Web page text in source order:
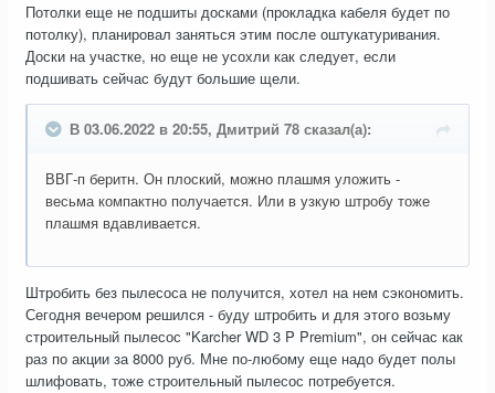
Потолки еще не подшиты досками (прокладка кабеля будет по
потолку), планировал заняться этим после оштукатуривания.
Доски на участке, но еще не усохли как следует, если
подшивать сейчас будут большие щели.
В 03.06.2022 в 20:55, Дмитрий 78 сказал(а):
ВВГ-п беритн. Он плоский, можно плашмя уложить -
весьма компактно получается. Или в узкую штробу тоже
плашмя вдавливается.
Штробить без пылесоса не получится, хотел на нем сэкономить.
Сегодня вечером решился - буду штробить и для этого возьму
строительный пылесос "Karcher WD 3 P Premium", он сейчас как
раз по акции за 8000 руб. Мне по-любому еще надо будет полы
шлифовать, тоже строительный пылесос потребуется.